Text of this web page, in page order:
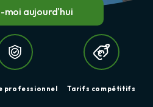
moi aujourd'hui
professionnel Tarifs compétitifs